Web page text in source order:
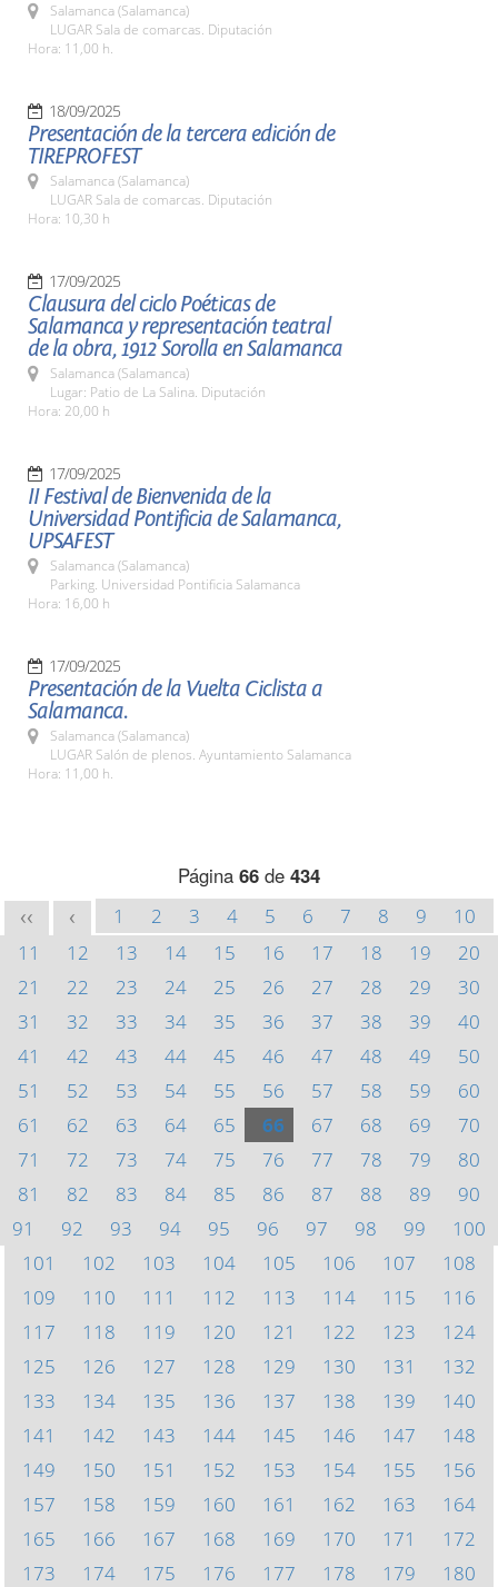
Salamanca (Salamanca)
LUGAR Sala de comarcas. Diputación
Hora: 11,00 h.
18/09/2025
Presentación de la tercera edición de
TIREPROFEST
Salamanca (Salamanca)
LUGAR Sala de comarcas. Diputación
Hora: 10,30 h
17/09/2025
Clausura del ciclo Poéticas de
Salamanca y representación teatral
de la obra, 1912 Sorolla en Salamanca
Salamanca (Salamanca)
Lugar: Patio de La Salina. Diputación
Hora: 20,00 h
17/09/2025
II Festival de Bienvenida de la
Universidad Pontificia de Salamanca,
UPSAFEST
Salamanca (Salamanca)
Parking. Universidad Pontificia Salamanca
Hora: 16,00 h
17/09/2025
Presentación de la Vuelta Ciclista a
Salamanca.
Salamanca (Salamanca)
LUGAR Salón de plenos. Ayuntamiento Salamanca
Hora: 11,00 h.
Página 66 de 434
<< < 1 2 3 4 5 6 7 8 9
10
11
12 13 14 15 16 17 18 19
20
21
22 23 24 25 26 27 28 29
30
31
32 33 34 35 36 37 38 39
40
41
42 43 44 45 46 47 48 49
50
51
52 53 54 55 56 57 58 59
60
61
62 63 64 65 66 67 68 69
70
71
72 73 74 75 76 77 78 79
80
81
82 83 84 85 86 87 88 89
90
91
92 93 94 95 96 97 98 99
100
101
102 103 104 105 106 107
108
109
110 111 112 113 114 115
116
117
118 119 120 121 122 123
124
125
126 127 128 129 130 131
132
133
134 135 136 137 138 139
140
141
142 143 144 145 146 147
148
149
150 151 152 153 154 155
156
157
158 159 160 161 162 163
164
165
166 167 168 169 170 171
172
173
174 175 176 177 178 179
180